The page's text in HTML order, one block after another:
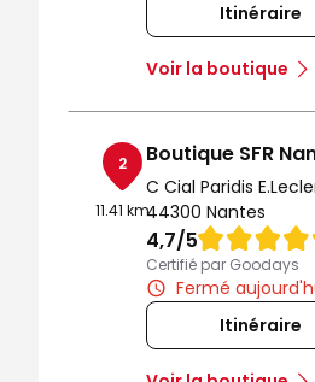
Itinéraire
Voir la boutique
2
11.41 km
Boutique SFR
C Cial Paridis
44300 Nantes
4,7/5Note de 4.7 sur 5
Certifié par Goodays
Fermé
Itinéraire